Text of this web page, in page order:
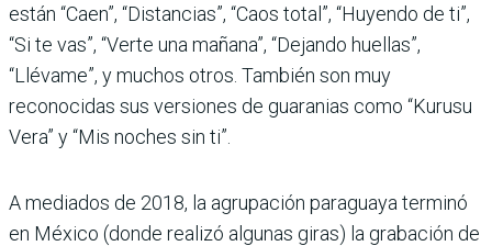
están “Caen”, “Distancias”, “Caos total”, “Huyendo de ti”,
“Si te vas”, “Verte una mañana”, “Dejando huellas”,
“Llévame”, y muchos otros. También son muy
reconocidas sus versiones de guaranias como “Kurusu
Vera” y “Mis noches sin ti”.
A mediados de 2018, la agrupación paraguaya terminó
en México (donde realizó algunas giras) la grabación de